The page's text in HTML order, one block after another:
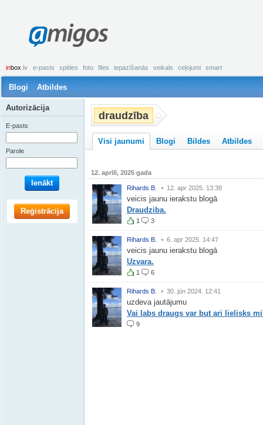
amigos
inbox .lv e-pasts spēles foto files iepazīšanās veikals ceļojumi smart
Blogi Atbildes
draudzība
Visi jaunumi Blogi Bildes Atbildes
12. aprīlī, 2025 gada
Rihards B. 12. apr 2025. 13:38
veicis jaunu ierakstu blogā
Draudziba.
1 3
Rihards B. 6. apr 2025. 14:47
veicis jaunu ierakstu blogā
Uzvara.
1 6
Rihards B. 30. jūn 2024. 12:41
uzdeva jautājumu
Vai labs draugs var but ari lielisks
9
Autorizācija
E-pasts
Parole
Ienākt
Reģistrācija